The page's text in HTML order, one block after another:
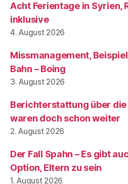
Acht Ferientage in Syrien,
inklusive
4. August 2026
Missmanagement,
Bahn – Boing
3. August 2026
Berichterstattung über die
waren doch schon weiter
2. August 2026
Der Fall Spahn – Es gibt
Option, Eltern zu sein
1. August 2026